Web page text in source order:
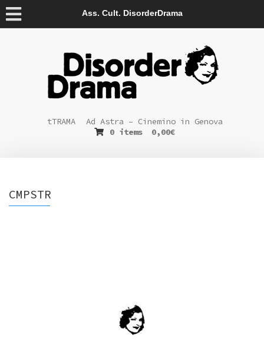
Ass. Cult. DisorderDrama
tTRAMA
Ad Astra – Cinemino in Genova
0 items
0,00€
CMPSTR